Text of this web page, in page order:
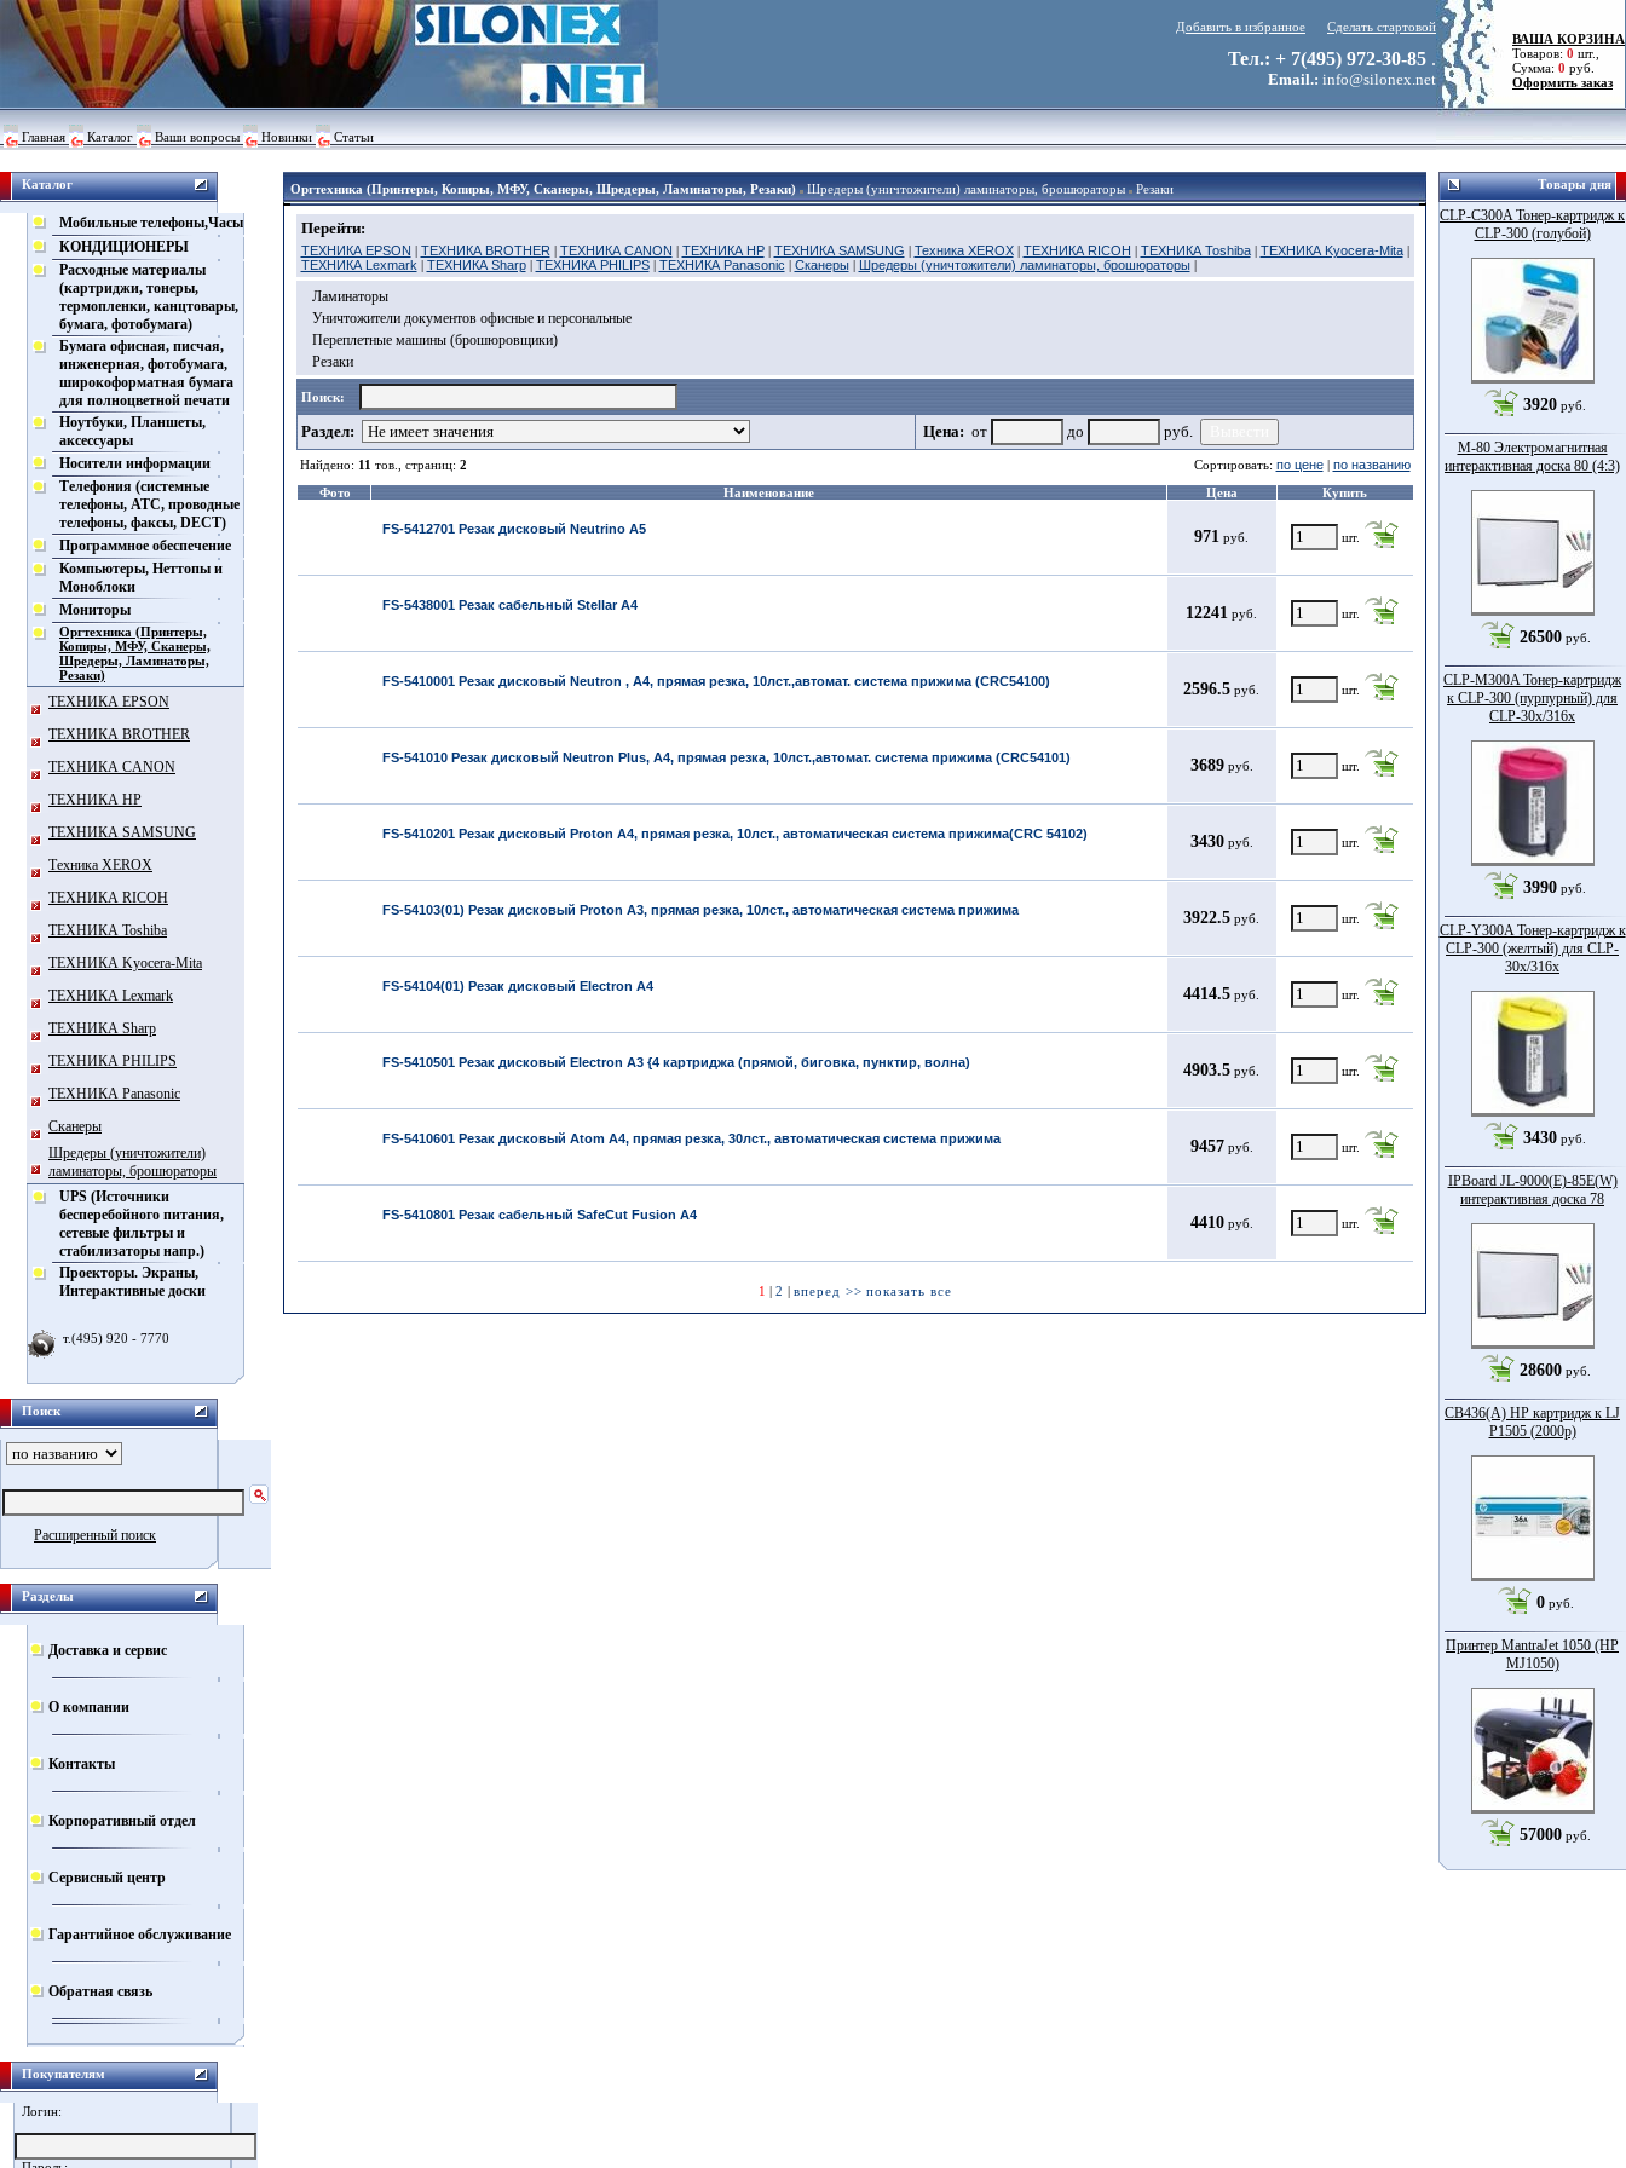
Добавить в избранное Сделать стартовой
Тел.: + 7(495) 972-30-85 .
Email.: info@silonex.net
Главная Каталог Ваши вопросы Новинки Статьи
ВАША КОРЗИНА
Товаров: 0 шт.,
Сумма: 0 руб.
Оформить заказ
Каталог
Мобильные телефоны,Часы
КОНДИЦИОНЕРЫ
Расходные материалы
(картриджи, тонеры,
термопленки, канцтовары,
бумага, фотобумага)
Бумага офисная, писчая,
инженерная, фотобумага,
широкоформатная бумага
для полноцветной печати
Ноутбуки, Планшеты,
аксессуары
Носители информации
Телефония (системные
телефоны, АТС, проводные
телефоны, факсы, DECT)
Программное обеспечение
Компьютеры, Неттопы и
Моноблоки
Мониторы
Оргтехника (Принтеры,
Копиры, МФУ, Сканеры,
Шредеры, Ламинаторы,
Резаки)
ТЕХНИКА EPSON
ТЕХНИКА BROTHER
ТЕХНИКА CANON
ТЕХНИКА HP
ТЕХНИКА SAMSUNG
Техника XEROX
ТЕХНИКА RICOH
ТЕХНИКА Toshiba
ТЕХНИКА Kyocera-Mita
ТЕХНИКА Lexmark
ТЕХНИКА Sharp
ТЕХНИКА PHILIPS
ТЕХНИКА Panasonic
Сканеры
Шредеры (уничтожители)
ламинаторы, брошюраторы
UPS (Источники
бесперебойного питания,
сетевые фильтры и
стабилизаторы напр.)
Проекторы. Экраны,
Интерактивные доски
т.(495) 920 - 7770
Поиск
Расширенный поиск
Разделы
Доставка и сервис
О компании
Контакты
Корпоративный отдел
Сервисный центр
Гарантийное обслуживание
Обратная связь
Покупателям
Логин:
Оргтехника (Принтеры, Копиры, МФУ, Сканеры, Шредеры, Ламинаторы, Резаки) Шредеры (уничтожители) ламинаторы, брошюраторы Резаки
Перейти:
ТЕХНИКА EPSON | ТЕХНИКА BROTHER | ТЕХНИКА CANON | ТЕХНИКА HP| ТЕХНИКА SAMSUNG | Техника XEROX| ТЕХНИКА RICOH | ТЕХНИКА Toshiba| ТЕХНИКА Kyocera-Mita|
ТЕХНИКА Lexmark | ТЕХНИКА Sharp| ТЕХНИКА PHILIPS| ТЕХНИКА Panasonic | Сканеры| Шредеры (уничтожители) ламинаторы, брошюраторы|
Ламинаторы
Уничтожители документов офисные и персональные
Переплетные машины (брошюровщики)
Резаки
Поиск:
Раздел: Цена: от до руб.
Найдено: 11 тов., страниц: 2 Сортировать: по цене| по названию
Фото
Наименование Цена Купить
FS-5412701 Резак дисковый Neutrino A5 971 руб. шт.
FS-5438001 Резак сабельный Stellar A4 12241 руб. шт.
FS-5410001 Резак дисковый Neutron , A4, прямая резка, 10лст.,автомат. система прижима (CRC54100) 2596.5 руб. шт.
FS-541010 Резак дисковый Neutron Plus, A4, прямая резка, 10лст.,автомат. система прижима (CRC54101) 3689 руб. шт.
FS-5410201 Резак дисковый Proton A4, прямая резка, 10лст., автоматическая система прижима(CRC 54102) 3430 руб. шт.
FS-54103(01) Резак дисковый Proton A3, прямая резка, 10лст., автоматическая система прижима 3922.5 руб. шт.
FS-54104(01) Резак дисковый Electron А4 4414.5 руб. шт.
FS-5410501 Резак дисковый Electron A3 {4 картриджа (прямой, биговка, пунктир, волна) 4903.5 руб. шт.
FS-5410601 Резак дисковый Atom A4, прямая резка, 30лст., автоматическая система прижима 9457 руб. шт.
FS-5410801 Резак сабельный SafeCut Fusion A4 4410 руб. шт.
1 | 2 | вперед >> показать все
Товары дня
CLP-C300A Тонер-картридж к
CLP-300 (голубой)
3920 руб.
M-80 Электромагнитная
интерактивная доска 80 (4:3)
26500 руб.
CLP-M300A Тонер-картридж
к CLP-300 (пурпурный) для
CLP-30x/316x
3990 руб.
CLP-Y300A Тонер-картридж к
CLP-300 (желтый) для CLP-
30x/316x
3430 руб.
IPBoard JL-9000(E)-85Е(W)
интерактивная доска 78
28600 руб.
CB436(A) HP картридж к LJ
P1505 (2000p)
0 руб.
Принтер MantraJet 1050 (HP
MJ1050)
57000 руб.